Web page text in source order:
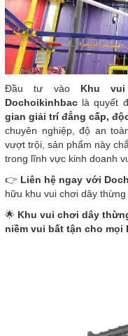
Đầu tư vào Khu
Dochoikinhbac là quyết
gian giải trí đẳng cấp,
chuyên nghiệp, độ an
vượt trội, sản phẩm này
trong lĩnh vực kinh doanh
👉 Liên hệ ngay với
hữu khu vui chơi dây
🌟 Khu vui chơi dây
niềm vui bất tận cho mọi